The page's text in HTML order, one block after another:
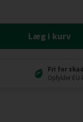
Læg i kurv
Fri for
Opfylder